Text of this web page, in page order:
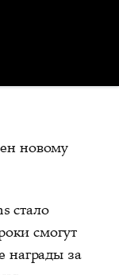
новому
стало
смогут
награды за